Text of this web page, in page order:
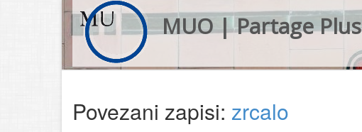
MUO | Partage Plus
Povezani zapisi: zrcalo